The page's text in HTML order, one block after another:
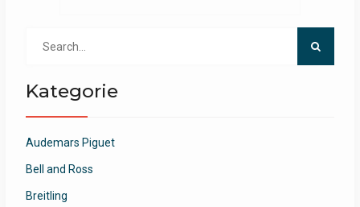
Kategorie
Audemars Piguet
Bell and Ross
Breitling